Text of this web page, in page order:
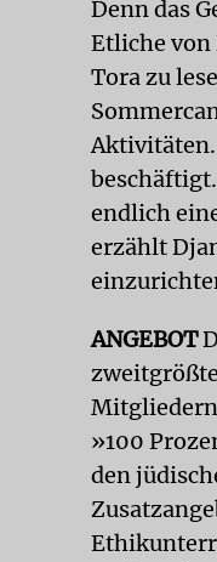
Denn das
Etliche von
Tora zu
Aktivitäten.
endlich
erzählt
ANGEBOT
Mitgliedern
»100
den